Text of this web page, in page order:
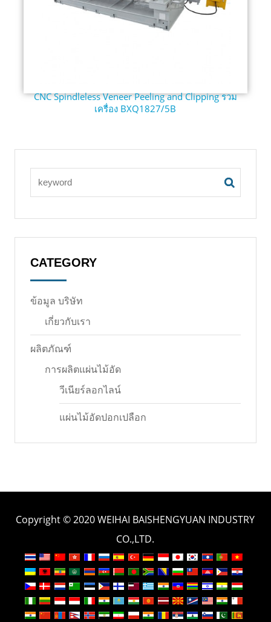
CNC Spindleless Veneer Peeling and Clipping รวม
เครื่อง BXQ1827/5B
CATEGORY
ข้อมูล บริษัท
เกี่ยวกับเรา
ผลิตภัณฑ์
การผลิตแผ่นไม้อัด
วีเนียร์ลอกไลน์
แผ่นไม้อัดปอกเปลือก
Copyright © 2020 WEIHAI BAISHENGYUAN INDUSTRY
CO.,LTD.